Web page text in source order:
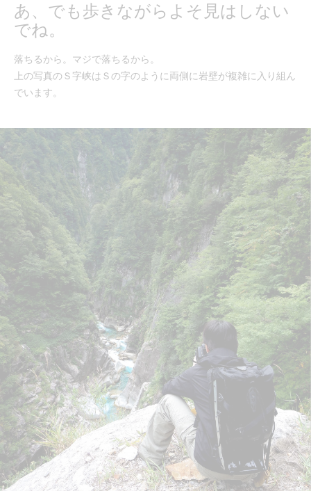
あ、でも歩きながらよそ見はしない
でね。
落ちるから。マジで落ちるから。
上の写真のＳ字峡はＳの字のように両側に岩壁が複雑に入り組ん
でいます。